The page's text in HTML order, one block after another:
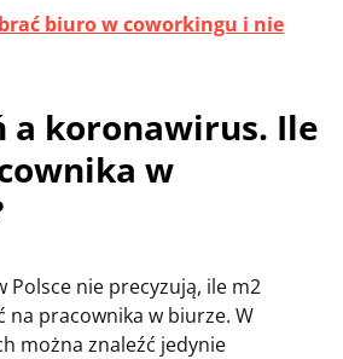
biuro w coworkingu i nie
a koronawirus. Ile
w
Polsce nie precyzują, ile m2
na pracownika w biurze. W
można znaleźć jedynie